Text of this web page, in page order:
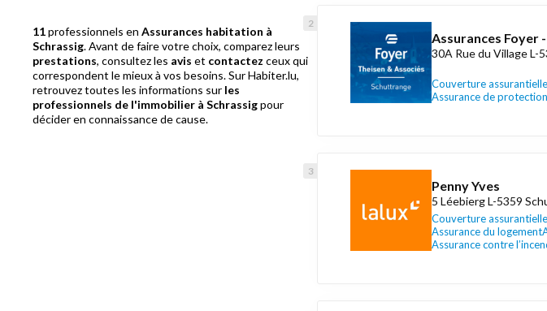
11professionnels en Assurances habitation à
Schrassig. Avant de faire votre choix, comparez leurs
prestations, consultez les avis et contactez ceux qui
correspondent le mieux à vos besoins. Sur Habiter.lu,
retrouvez toutes les informations sur les
professionnels de l'immobilier à Schrassigpour
décider en connaissance de cause.
Assurances Foyer
30A Rue du Village L-
Couverture assurantielle
Assurance de
Penny Yves
5 Léebierg L-5359
Couverture assurantielle
Assurance du logement
Assurance contre